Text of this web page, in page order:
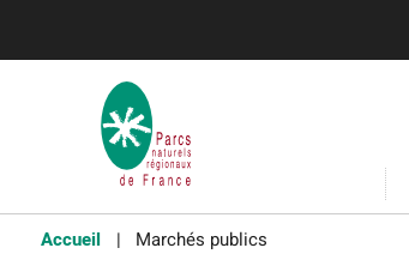
Accueil Marchés publics